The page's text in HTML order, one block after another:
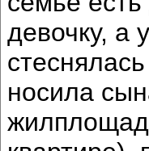
девочку, а
носила